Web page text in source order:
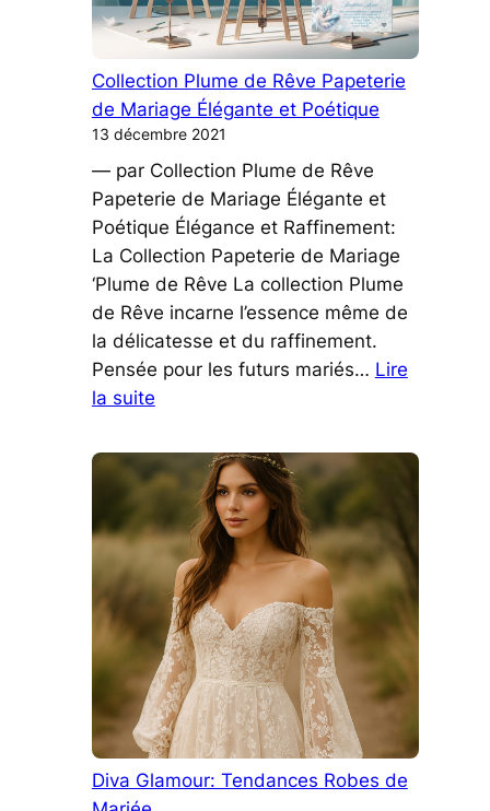
Collection Plume de Rêve Papeterie
de Mariage Élégante et Poétique
13 décembre 2021
— par Collection Plume de Rêve
Papeterie de Mariage Élégante et
Poétique Élégance et Raffinement:
La Collection Papeterie de Mariage
‘Plume de Rêve La collection Plume
de Rêve incarne l’essence même de
la délicatesse et du raffinement.
Pensée pour les futurs mariés… Lire
la suite:
Plume
de
Rêve
Papeterie
de
Mariage
Élégante
et
Poétique
Diva Glamour: Tendances Robes de